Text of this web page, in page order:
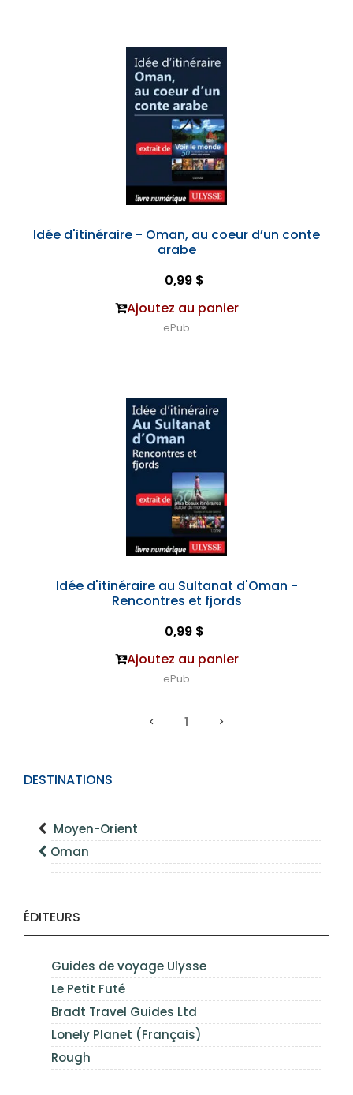
DESTINATIONS
Moyen-Orient
Oman
ÉDITEURS
Guides de voyage Ulysse
Le Petit Futé
Bradt Travel Guides Ltd
Lonely Planet (Français)
Rough
Idée d'itinéraire - Oman, au coeur d’un conte
arabe
0,99 $
Ajoutez au panier
ePub
Idée d'itinéraire au Sultanat d'Oman -
Rencontres et fjords
0,99 $
Ajoutez au panier
ePub
1